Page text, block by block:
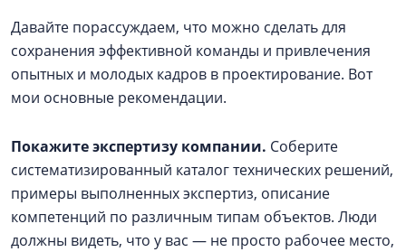
Давайте порассуждаем, что можно сделать для
сохранения эффективной команды и привлечения
опытных и молодых кадров в проектирование. Вот
мои основные рекомендации.
Покажите экспертизу компании. Соберите
систематизированный каталог технических решений,
примеры выполненных экспертиз, описание
компетенций по различным типам объектов. Люди
должны видеть, что у вас — не просто рабочее место,